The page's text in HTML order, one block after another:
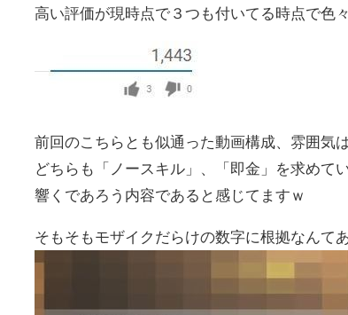
高い評価が現時点で３つも付いてる時点で色
前回のこちらとも似通った動画構成、雰囲気
どちらも「ノースキル」、「即金」を求めて
響くであろう内容であると感じてますｗ
そもそもモザイクだらけの数字に根拠なんて